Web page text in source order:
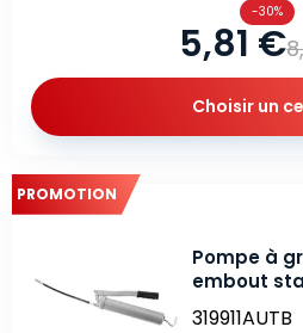
5,81 €
-30%
Choisir un
PROMOTION
Pompe à
embout
319911AUTB